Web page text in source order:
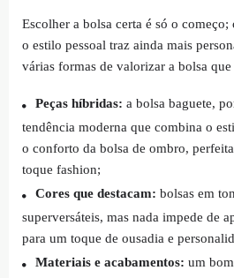
Escolher a bolsa certa é só o
o estilo pessoal traz ainda mais
várias formas de valorizar a bolsa
Peças híbridas: a bolsa baguete,
tendência moderna que combina o
o conforto da bolsa de ombro,
toque fashion;
Cores que destacam: bolsas em
superversáteis, mas nada impede de
para um toque de ousadia e
Materiais e acabamentos: um